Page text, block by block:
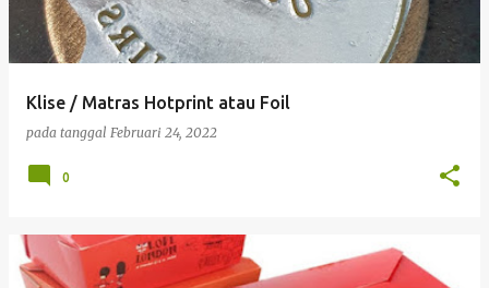
Klise / Matras Hotprint atau Foil
pada tanggal Februari 24, 2022
0